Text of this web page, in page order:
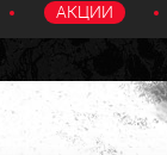
АКЦИИ